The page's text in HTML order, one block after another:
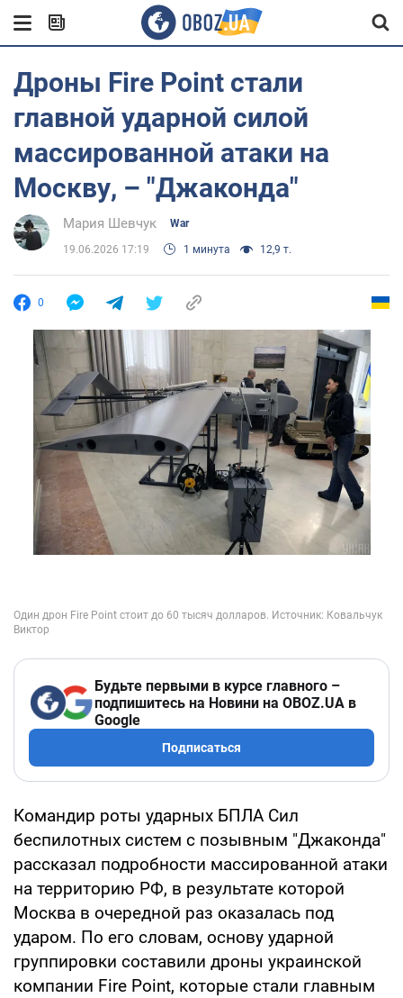
Дроны Fire Point стали
главной ударной силой
массированной атаки на
Москву, – "Джаконда"
Мария Шевчук War
19.06.2026 17:19 1 минута 12,9 т.
0
Будьте первыми в курсе главного –
подпишитесь на Новини на OBOZ.UA в
Google
Подписаться
Командир роты ударных БПЛА Сил
беспилотных систем с позывным "Джаконда"
рассказал подробности массированной атаки
на территорию РФ, в результате которой
Москва в очередной раз оказалась под
ударом. По его словам, основу ударной
группировки составили дроны украинской
компании Fire Point, которые стали главным